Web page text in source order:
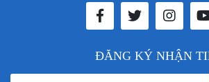
ĐĂNG KÝ NHẬN